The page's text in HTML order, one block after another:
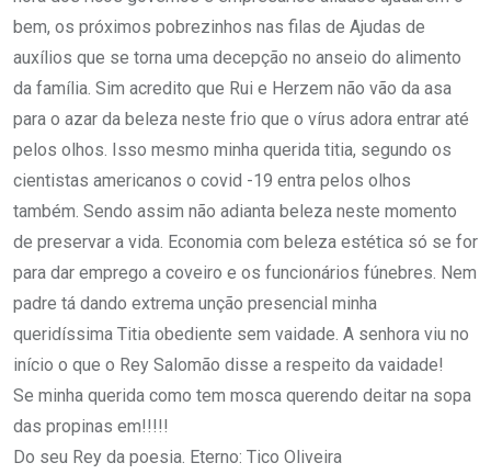
bem, os próximos pobrezinhos nas filas de Ajudas de
auxílios que se torna uma decepção no anseio do alimento
da família. Sim acredito que Rui e Herzem não vão da asa
para o azar da beleza neste frio que o vírus adora entrar até
pelos olhos. Isso mesmo minha querida titia, segundo os
cientistas americanos o covid -19 entra pelos olhos
também. Sendo assim não adianta beleza neste momento
de preservar a vida. Economia com beleza estética só se for
para dar emprego a coveiro e os funcionários fúnebres. Nem
padre tá dando extrema unção presencial minha
queridíssima Titia obediente sem vaidade. A senhora viu no
início o que o Rey Salomão disse a respeito da vaidade!
Se minha querida como tem mosca querendo deitar na sopa
das propinas em!!!!!
Do seu Rey da poesia. Eterno: Tico Oliveira